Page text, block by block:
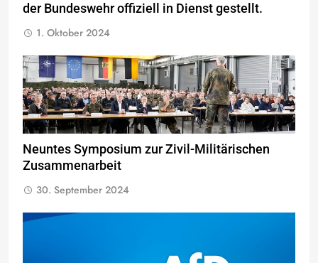
der Bundeswehr offiziell in Dienst gestellt.
1. Oktober 2024
Neuntes Symposium zur Zivil-Militärischen
Zusammenarbeit
30. September 2024